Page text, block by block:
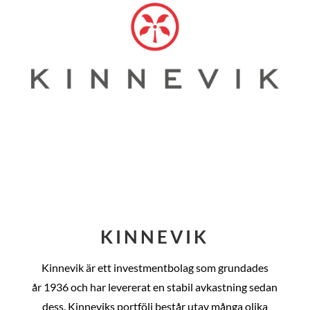
KINNEVIK
Kinnevik är ett investmentbolag som grundades
år 1936 och har levererat en stabil avkastning sedan
dess. Kinneviks portfölj består utav många olika